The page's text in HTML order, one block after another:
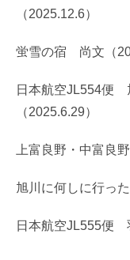
（2025.12.6）
蛍雪の宿 尚文（
日本航空JL554便
（2025.6.29）
上富良野・中富良
旭川に何しに行っ
日本航空JL555便